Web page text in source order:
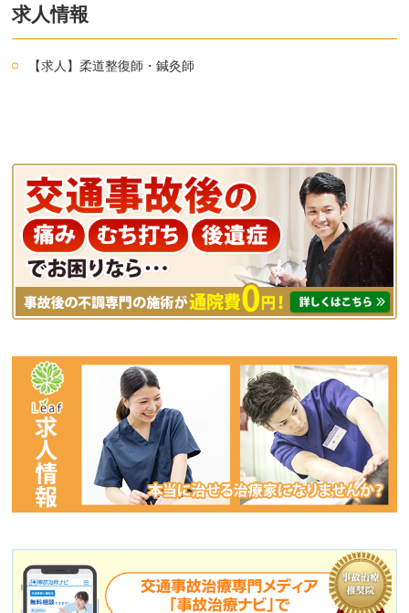
求人情報
【求人】柔道整復師・鍼灸師